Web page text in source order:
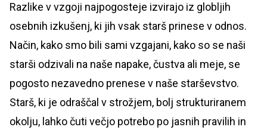
Razlike v vzgoji najpogosteje izvirajo iz globljih
osebnih izkušenj, ki jih vsak starš prinese v odnos.
Način, kako smo bili sami vzgajani, kako so se naši
starši odzivali na naše napake, čustva ali meje, se
pogosto nezavedno prenese v naše starševstvo.
Starš, ki je odraščal v strožjem, bolj strukturiranem
okolju, lahko čuti večjo potrebo po jasnih pravilih in